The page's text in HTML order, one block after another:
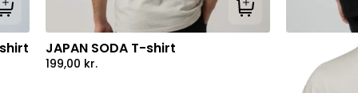
Tilføj til kurv
shirt
Tilføj til kurv
JAPAN SODA T-shirt
199,00 kr.